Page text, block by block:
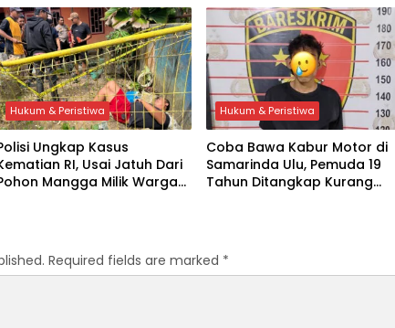
Hukum & Peristiwa
Ungkap Kasus
RI, Usai Jatuh Dari
Mangga Milik Warga
Hukum & Peristiwa
Coba Bawa Kabur Motor di
Samarinda Ulu, Pemuda 19
Tahun Ditangkap Kurang
Required fields are marked *